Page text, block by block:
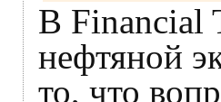
В Financial
нефтяной
то, что